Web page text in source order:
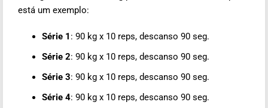
está um exemplo:
Série 1 : 90 kg x 10 reps, descanso 90 seg.
Série 2: 90 kg x 10 reps, descanso 90 seg.
Série 3: 90 kg x 10 reps, descanso 90 seg.
Série 4: 90 kg x 10 reps, descanso 90 seg.